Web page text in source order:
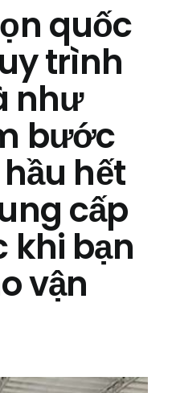
quốc
trình
như
bước
hết
cấp
khi bạn
vận